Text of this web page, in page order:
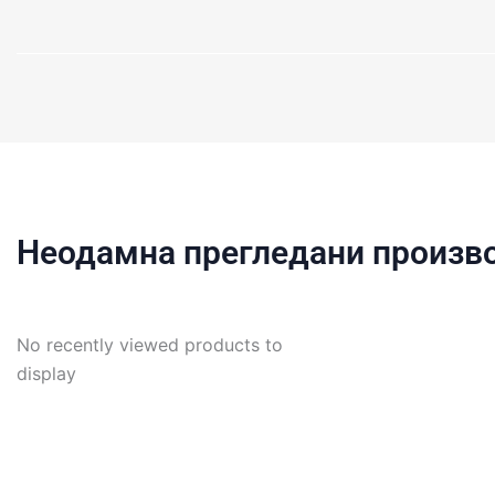
Неодамна прегледани
No recently viewed products to
display